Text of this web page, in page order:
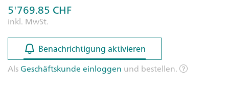
5'769.85 CHF
inkl. MwSt.
Benachrichtigung aktivieren
Benachrichtigung aktivieren
AlsGeschäftskunde einloggen und bestellen.